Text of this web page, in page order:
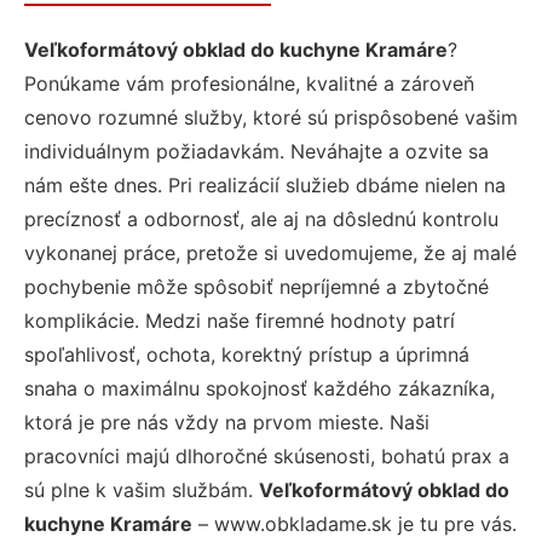
Veľkoformátový obklad do kuchyne Kramáre?
Ponúkame vám profesionálne, kvalitné a zároveň
cenovo rozumné služby, ktoré sú prispôsobené vašim
individuálnym požiadavkám. Neváhajte a ozvite sa
nám ešte dnes. Pri realizácií služieb dbáme nielen na
precíznosť a odbornosť, ale aj na dôslednú kontrolu
vykonanej práce, pretože si uvedomujeme, že aj malé
pochybenie môže spôsobiť nepríjemné a zbytočné
komplikácie. Medzi naše firemné hodnoty patrí
spoľahlivosť, ochota, korektný prístup a úprimná
snaha o maximálnu spokojnosť každého zákazníka,
ktorá je pre nás vždy na prvom mieste. Naši
pracovníci majú dlhoročné skúsenosti, bohatú prax a
sú plne k vašim službám. Veľkoformátový obklad do
kuchyne Kramáre – www.obkladame.sk je tu pre vás.